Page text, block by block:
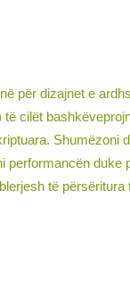
për dizajnet e
cilët
Shumëzoni
performancën duke
të përsëritura